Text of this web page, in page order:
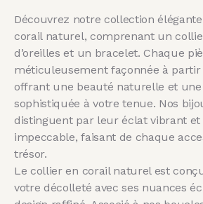
Découvrez notre collection
corail naturel, comprenant un
d’oreilles et un bracelet. Chaque
méticuleusement façonnée à partir
offrant une beauté naturelle et
sophistiquée à votre tenue. Nos
distinguent par leur éclat vibrant
impeccable, faisant de chaque
trésor.
Le collier en corail naturel est
votre décolleté avec ses nuances